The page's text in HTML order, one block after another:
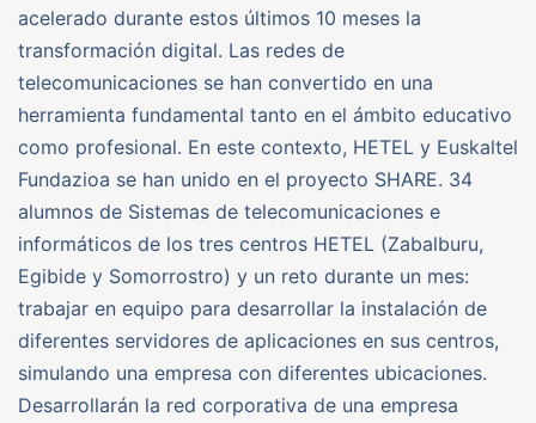
acelerado durante estos últimos 10 meses la
transformación digital. Las redes de
telecomunicaciones se han convertido en una
herramienta fundamental tanto en el ámbito educativo
como profesional. En este contexto, HETEL y Euskaltel
Fundazioa se han unido en el proyecto SHARE. 34
alumnos de Sistemas de telecomunicaciones e
informáticos de los tres centros HETEL (Zabalburu,
Egibide y Somorrostro) y un reto durante un mes:
trabajar en equipo para desarrollar la instalación de
diferentes servidores de aplicaciones en sus centros,
simulando una empresa con diferentes ubicaciones.
Desarrollarán la red corporativa de una empresa